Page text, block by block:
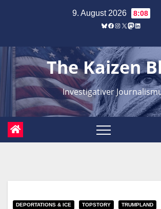
9. August 2026 8:08
Bluesky
Facebook
Instagram
X Mastodon
LinkedIn
The Kaizen
Investigativer
DEPORTATIONS & ICE TOPSTORY TRUMPLAND